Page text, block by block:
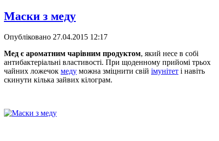
Маски з меду
Опубліковано 27.04.2015 12:17
Мед є ароматним чарівним продуктом, який несе в собі
антибактеріальні властивості. При щоденному прийомі трьох
чайних ложечок меду можна зміцнити свій імунітет і навіть
скинути кілька зайвих кілограм.